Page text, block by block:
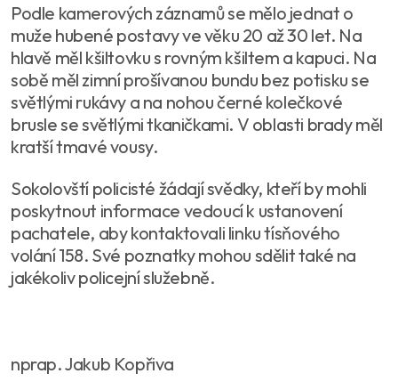
Podle kamerových záznamů se mělo jednat o
muže hubené postavy ve věku 20 až 30 let. Na
hlavě měl kšiltovku s rovným kšiltem a kapuci. Na
sobě měl zimní prošívanou bundu bez potisku se
světlými rukávy a na nohou černé kolečkové
brusle se světlými tkaničkami. V oblasti brady měl
kratší tmavé vousy.
Sokolovští policisté žádají svědky, kteří by mohli
poskytnout informace vedoucí k ustanovení
pachatele, aby kontaktovali linku tísňového
volání 158. Své poznatky mohou sdělit také na
jakékoliv policejní služebně.
nprap. Jakub Kopřiva